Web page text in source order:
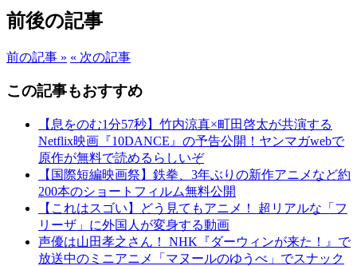
前後の記事
前の記事 » « 次の記事
この記事もおすすめ
【息をのむ1分57秒】竹内涼真×町田啓太が共演する
Netflix映画『10DANCE』の予告公開！ヤンマガwebで
原作が無料で読めるらしいぞ
【国際短編映画祭】鉄拳、3年ぶりの新作アニメなど約
200本のショートフィルム無料公開
【これはスゴい】どう見てもアニメ！ 超リアルな「フ
リーザ」に外国人が変身する動画
声優は山田孝之さん！ NHK『ダーウィンが来た！』で
放送中のミニアニメ「マヌールのゆうべ」でスナック